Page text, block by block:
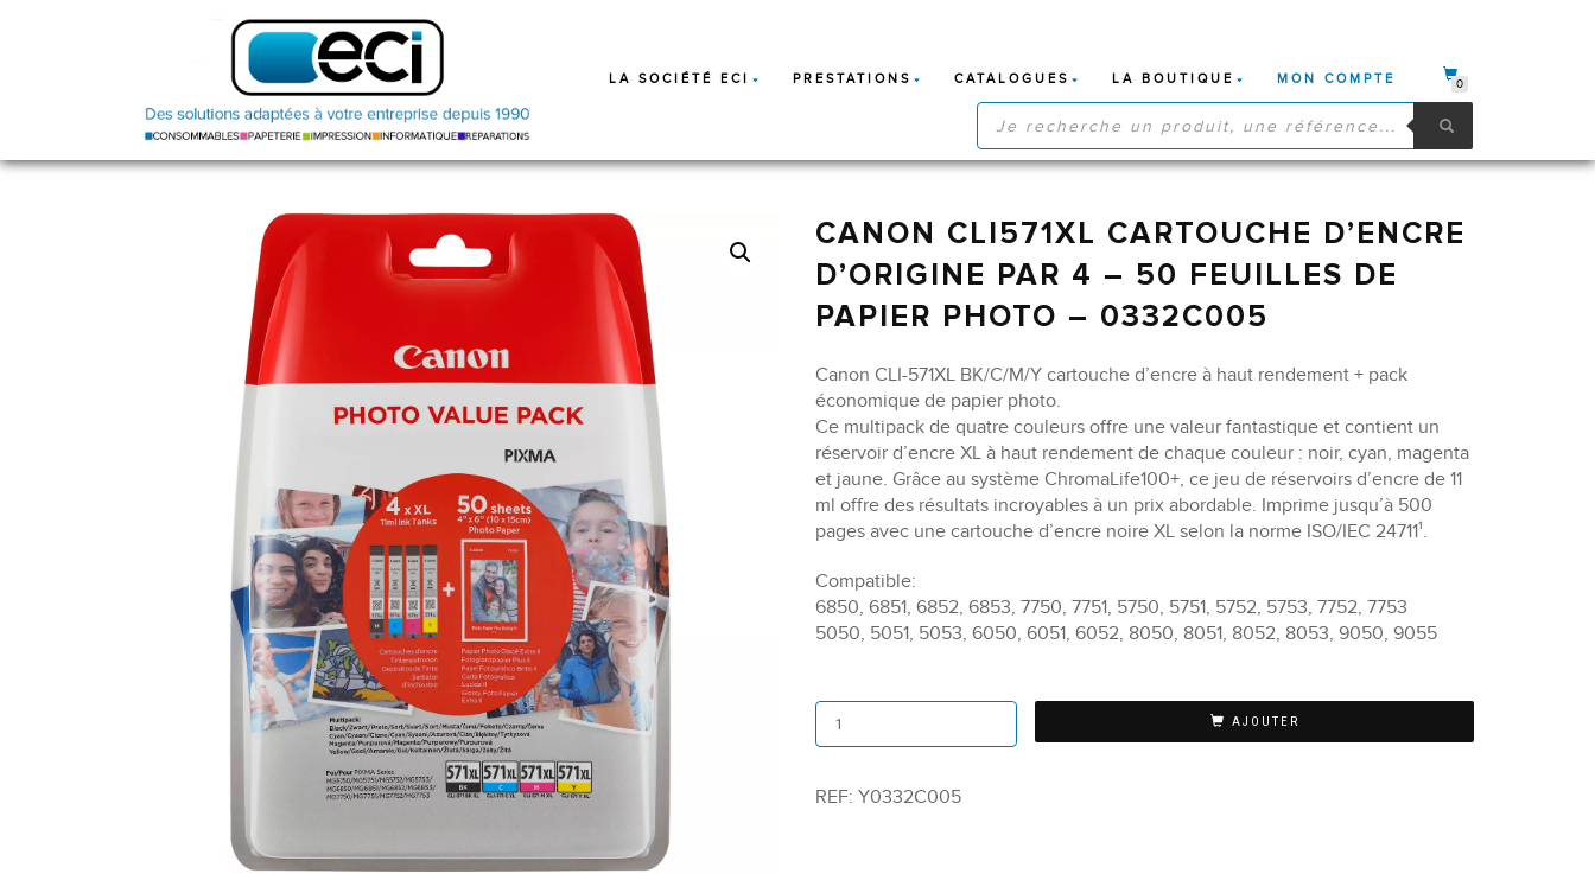
LA SOCIÉTÉ ECI PRESTATIONS CATALOGUES LA BOUTIQUE
MON COMPTE
RECHERCHE
DE
PRODUITS
0
CANON CLI571XL CARTOUCHE D’ENCRE
D’ORIGINE PAR 4 – 50 FEUILLES DE
PAPIER PHOTO – 0332C005
Canon CLI-571XL BK/C/M/Y cartouche d’encre à haut rendement + pack
économique de papier photo.
Ce multipack de quatre couleurs offre une valeur fantastique et contient un
réservoir d’encre XL à haut rendement de chaque couleur : noir, cyan, magenta
et jaune. Grâce au système ChromaLife100+, ce jeu de réservoirs d’encre de 11
ml offre des résultats incroyables à un prix abordable. Imprime jusqu’à 500
pages avec une cartouche d’encre noire XL selon la norme ISO/IEC 24711¹.
Compatible:
6850, 6851, 6852, 6853, 7750, 7751, 5750, 5751, 5752, 5753, 7752, 7753
5050, 5051, 5053, 6050, 6051, 6052, 8050, 8051, 8052, 8053, 9050, 9055
AJOUTER
REF: Y0332C005